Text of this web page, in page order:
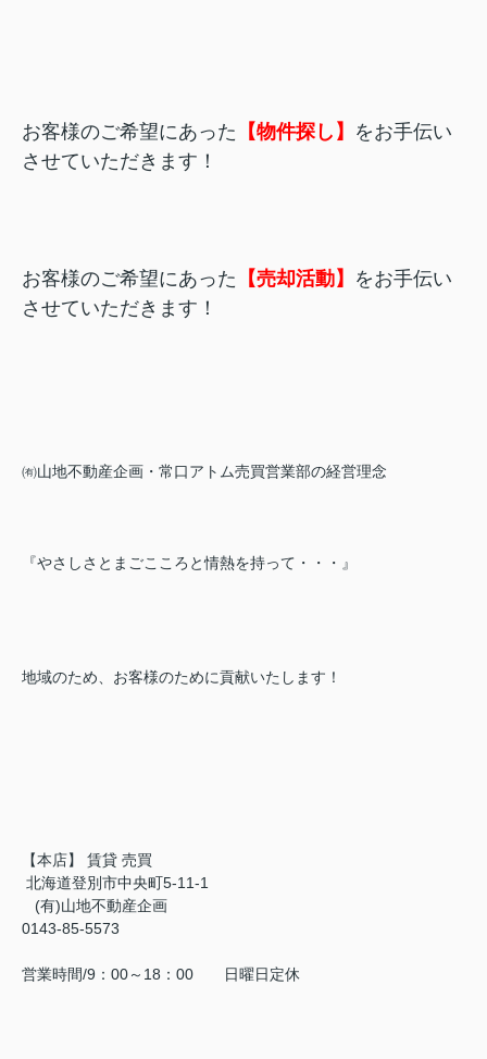
お客様のご希望にあった 【物件探し】 をお手伝い
させていただきます！
お客様のご希望にあった 【売却活動】 をお手伝い
させていただきます！
㈲山地不動産企画・常口アトム売買営業部の経営理念
『やさしさとまごこころと情熱を持って・・・』
地域のため、お客様のために貢献いたします！
【本店】 賃貸 売買
北海道登別市中央町5-11-1
(有)山地不動産企画
0143-85-5573
営業時間/9：00～18：00 日曜日定休